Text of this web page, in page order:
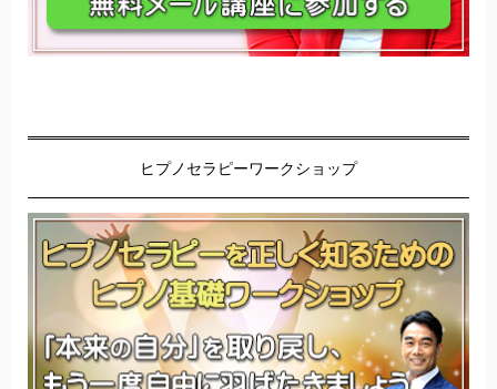
ヒプノセラピーワークショップ